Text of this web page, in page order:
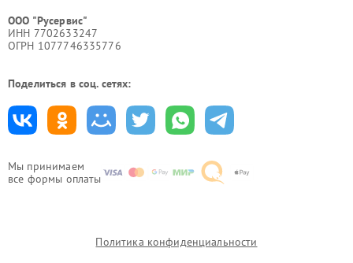
Мы принимаем
все формы оплаты
ООО "Русервис"
ИНН 7702633247
ОГРН 1077746335776
Поделиться в соц. сетях:
Политика конфиденциальности